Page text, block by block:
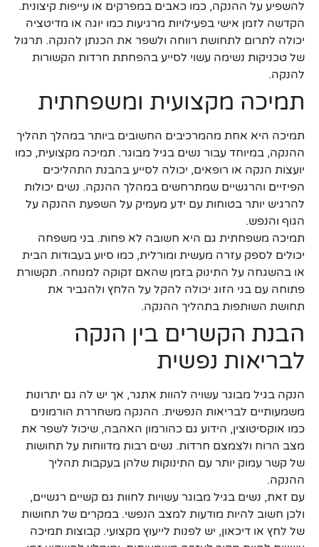
להשפיע על ההנקה, כמו כאבים במפרקים או עייפות קיצונית.
הקדשה לזמן אישי בפעילויות מרגיעות כמו יוגה או מדיטציה
יכולה לתרום לתחושת רווחה ולשפר את הכנתן להנקה. תרגול
של טכניקות נשימה עשוי לסייע בהפחתת חרדות הקשורות
להנקה.
תמיכה מקצועית ומשפחתית
תמיכה היא אחת מהמרכיבים החשובים ביותר במהלך תהליך
ההנקה, במיוחד עבור נשים בגיל מבוגר. תמיכה מקצועית, כמו
יועצות הנקה או רופאים, יכולה לסייע בהבנת התהליכים
הפיזיים והרגשיים שמתרחשים במהלך ההנקה. נשים יכולות
להרגיש יותר בטוחות עם ידע מעמיק על השפעת ההנקה על
הגוף והנפש.
תמיכה משפחתית גם היא חשובה לא פחות. בני משפחה
יכולים לספק עזרה מעשית ומורלית, כמו סיוע בעבודות הבית
או בהשגחה על התינוק בזמן שהאם זקוקה למנוחה. תקשורת
פתוחה עם בני הזוג יכולה להקל על הלחץ ולהגביר את
תחושת השותפות בתהליך ההנקה.
הבנת הקשרים בין הנקה
לבריאות נפשית
הנקה בגיל מבוגר עשויה להוות אתגר, אך יש לה גם יתרונות
משמעותיים לבריאות הנפשית. ההנקה משחררת הורמונים
כמו אוקסיטוצין, הידוע גם כהורמון האהבה, שיכול לשפר את
מצב הרוח ולצמצם חרדות. נשים רבות מדווחות על תחושות
של קשר עמוק יותר עם התינוקות שלהן בעקבות תהליך
ההנקה.
עם זאת, נשים בגיל מבוגר עשויות לחוות גם קשיים רגשיים,
ולכן חשוב להיות מודעות למצב הנפשי. במקרים של תחושות
של לחץ או דיכאון, יש לפנות לייעוץ מקצועי. קבוצות תמיכה